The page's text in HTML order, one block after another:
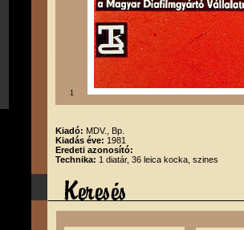
1
Kiadó: MDV., Bp.
Kiadás éve: 1981
Eredeti azonosító:
Technika: 1 diatár, 36 leica kocka, szines